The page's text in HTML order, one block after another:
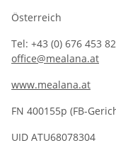
Österreich
Tel: +43 (0) 676 453
office@mealana.at
www.mealana.at
FN 400155p (FB-
UID ATU68078304